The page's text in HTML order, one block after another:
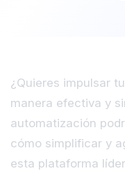
¿Quieres impulsar
manera efectiva y
automatización
cómo simplificar y
esta plataforma